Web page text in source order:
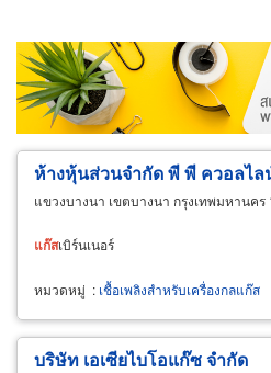
ขายส่ง ขายปลีก ผู้ผ
ผู้ส่งออก/นำเข้า
ธุรกิจบริก
ห้างหุ้นส่วนจำกัด พี พี ควอลไล
แขวงบางนา เขตบางนา กรุงเทพมหานคร
แก๊สเบิร์นเนอร์
หมวดหมู่ : เชื้อเพลิงสำหรับเครื่องกลแก๊ส
บริษัท เอเซียไบโอแก๊ซ จำกัด